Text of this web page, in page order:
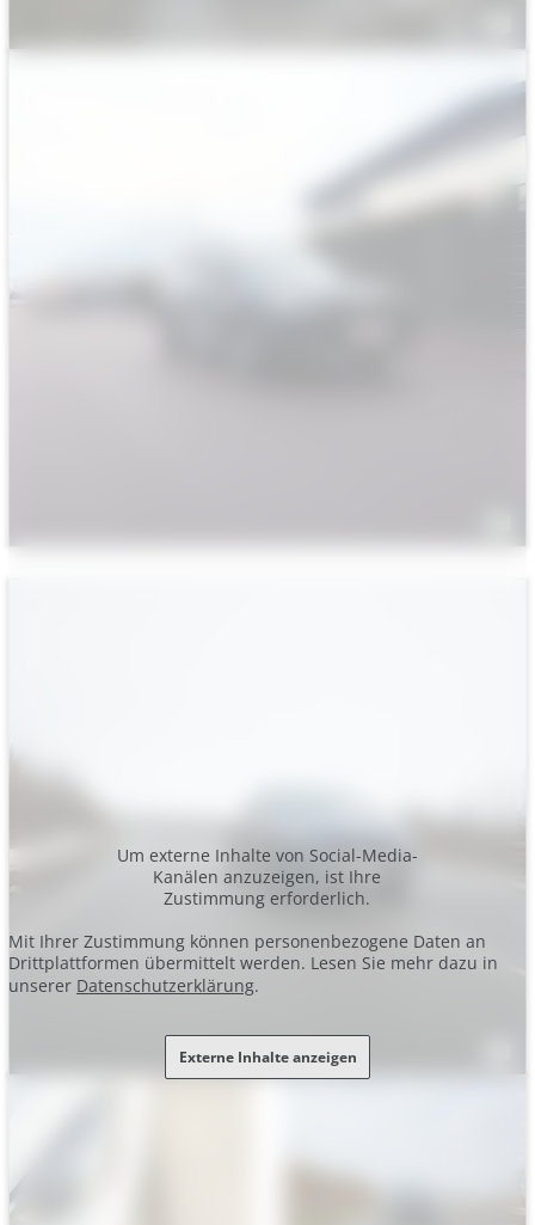
Um externe Inhalte von Social-Media-
Kanälen anzuzeigen, ist Ihre
Zustimmung erforderlich.
Mit Ihrer Zustimmung können personenbezogene Daten an
Drittplattformen übermittelt werden. Lesen Sie mehr dazu in
unserer Datenschutzerklärung.
Externe Inhalte anzeigen